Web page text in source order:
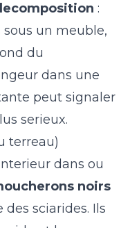
:
un meuble,
du
dans une
peut signaler
serieux.
terreau)
dans ou
noirs
sciarides. Ils